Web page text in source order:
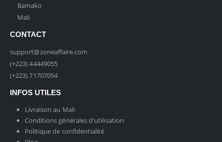
Bamako
Mali
CONTACT
support@zoneaffaire.com
(+223) 44449055
(+223) 71707054
INFOS UTILES
Livraison au Mali
Conditions générales d'utilisation
Politique de confidentialité